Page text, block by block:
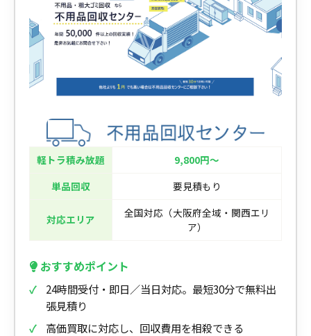
軽トラ積み放題
9,800円〜
単品回収
要見積もり
対応エリア
全国対応（大阪府全域・関西エリ
ア）
おすすめポイント
24時間受付・即日／当日対応。最短30分で無料出
張見積り
高価買取に対応し、回収費用を相殺できる